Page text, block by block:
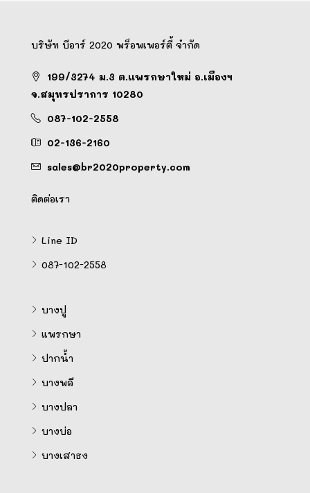
บริษัท บีอาร์ 2020 พร็อพเพอร์ตี้ จำกัด
199/3274 ม.3 ต.แพรกษาใหม่ อ.เมืองฯ
จ.สมุทรปราการ 10280
087-102-2558
02-136-2160
sales@br2020property.com
ติดต่อเรา
Line ID
087-102-2558
บางปู
แพรกษา
ปากน้ำ
บางพลี
บางปลา
บางบ่อ
บางเสาธง